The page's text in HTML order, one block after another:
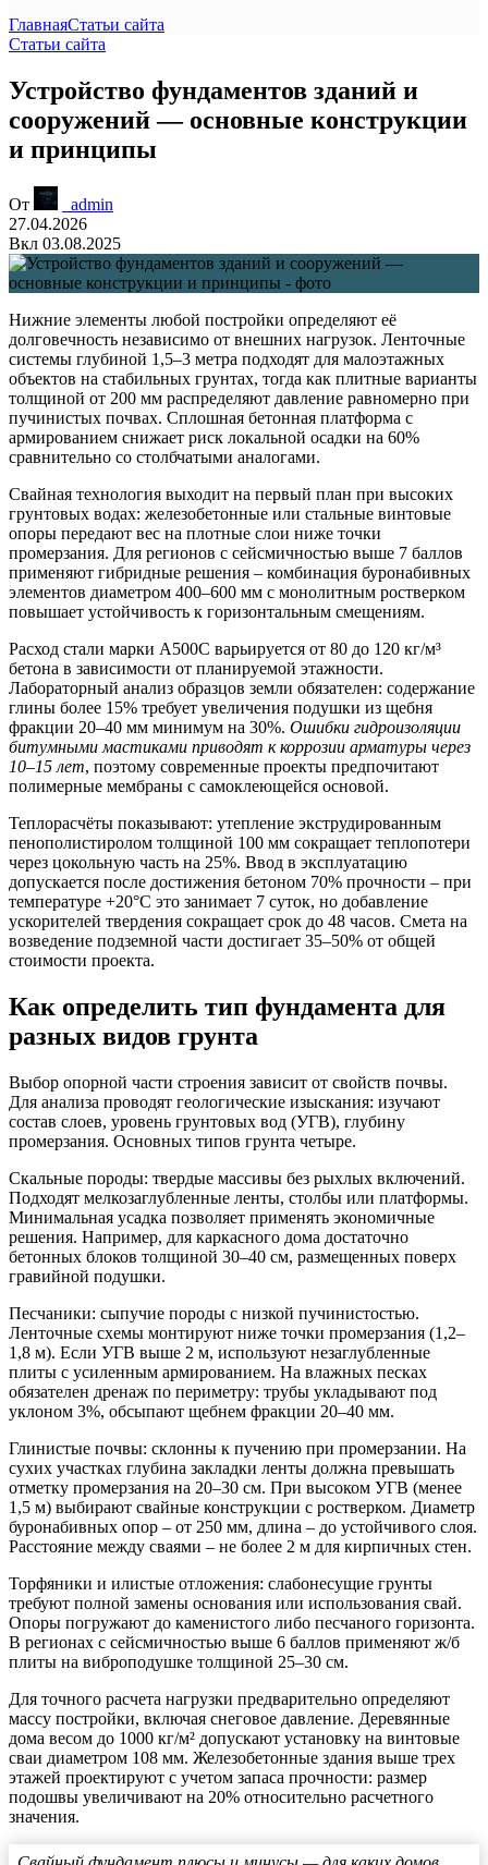
ГлавнаяСтатьи сайта
Статьи сайта
Устройство фундаментов зданий и
сооружений — основные конструкции
и принципы
От
_admin
27.04.2026
Вкл 03.08.2025
Нижние элементы любой постройки определяют её
долговечность независимо от внешних нагрузок. Ленточные
системы глубиной 1,5–3 метра подходят для малоэтажных
объектов на стабильных грунтах, тогда как плитные варианты
толщиной от 200 мм распределяют давление равномерно при
пучинистых почвах. Сплошная бетонная платформа с
армированием снижает риск локальной осадки на 60%
сравнительно со столбчатыми аналогами.
Свайная технология выходит на первый план при высоких
грунтовых водах: железобетонные или стальные винтовые
опоры передают вес на плотные слои ниже точки
промерзания. Для регионов с сейсмичностью выше 7 баллов
применяют гибридные решения – комбинация буронабивных
элементов диаметром 400–600 мм с монолитным ростверком
повышает устойчивость к горизонтальным смещениям.
Расход стали марки А500С варьируется от 80 до 120 кг/м³
бетона в зависимости от планируемой этажности.
Лабораторный анализ образцов земли обязателен: содержание
глины более 15% требует увеличения подушки из щебня
фракции 20–40 мм минимум на 30%. Ошибки гидроизоляции
битумными мастиками приводят к коррозии арматуры через
10–15 лет, поэтому современные проекты предпочитают
полимерные мембраны с самоклеющейся основой.
Теплорасчёты показывают: утепление экструдированным
пенополистиролом толщиной 100 мм сокращает теплопотери
через цокольную часть на 25%. Ввод в эксплуатацию
допускается после достижения бетоном 70% прочности – при
температуре +20°C это занимает 7 суток, но добавление
ускорителей твердения сокращает срок до 48 часов. Смета на
возведение подземной части достигает 35–50% от общей
стоимости проекта.
Как определить тип фундамента для
разных видов грунта
Выбор опорной части строения зависит от свойств почвы.
Для анализа проводят геологические изыскания: изучают
состав слоев, уровень грунтовых вод (УГВ), глубину
промерзания. Основных типов грунта четыре.
Скальные породы: твердые массивы без рыхлых включений.
Подходят мелкозаглубленные ленты, столбы или платформы.
Минимальная усадка позволяет применять экономичные
решения. Например, для каркасного дома достаточно
бетонных блоков толщиной 30–40 см, размещенных поверх
гравийной подушки.
Песчаники: сыпучие породы с низкой пучинистостью.
Ленточные схемы монтируют ниже точки промерзания (1,2–
1,8 м). Если УГВ выше 2 м, используют незаглубленные
плиты с усиленным армированием. На влажных песках
обязателен дренаж по периметру: трубы укладывают под
уклоном 3%, обсыпают щебнем фракции 20–40 мм.
Глинистые почвы: склонны к пучению при промерзании. На
сухих участках глубина закладки ленты должна превышать
отметку промерзания на 20–30 см. При высоком УГВ (менее
1,5 м) выбирают свайные конструкции с ростверком. Диаметр
буронабивных опор – от 250 мм, длина – до устойчивого слоя.
Расстояние между сваями – не более 2 м для кирпичных стен.
Торфяники и илистые отложения: слабонесущие грунты
требуют полной замены основания или использования свай.
Опоры погружают до каменистого либо песчаного горизонта.
В регионах с сейсмичностью выше 6 баллов применяют ж/б
плиты на виброподушке толщиной 25–30 см.
Для точного расчета нагрузки предварительно определяют
массу постройки, включая снеговое давление. Деревянные
дома весом до 1000 кг/м² допускают установку на винтовые
сваи диаметром 108 мм. Железобетонные здания выше трех
этажей проектируют с учетом запаса прочности: размер
подошвы увеличивают на 20% относительно расчетного
значения.